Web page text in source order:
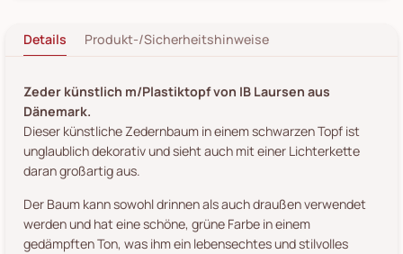
Details Produkt-/Sicherheitshinweise
Zeder künstlich m/Plastiktopf von IB Laursen aus
Dänemark.
Dieser künstliche Zedernbaum in einem schwarzen Topf ist
unglaublich dekorativ und sieht auch mit einer Lichterkette
daran großartig aus.
Der Baum kann sowohl drinnen als auch draußen verwendet
werden und hat eine schöne, grüne Farbe in einem
gedämpften Ton, was ihm ein lebensechtes und stilvolles